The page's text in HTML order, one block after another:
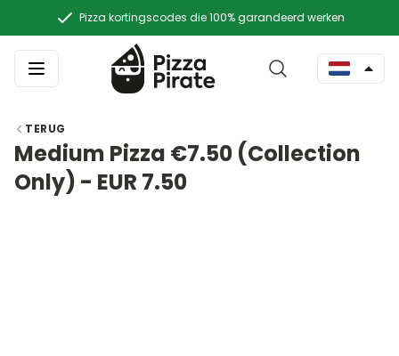
Pizza kortingscodes die 100% garandeerd werken
TERUG
Medium Pizza €7.50 (Collection
Only) - EUR 7.50